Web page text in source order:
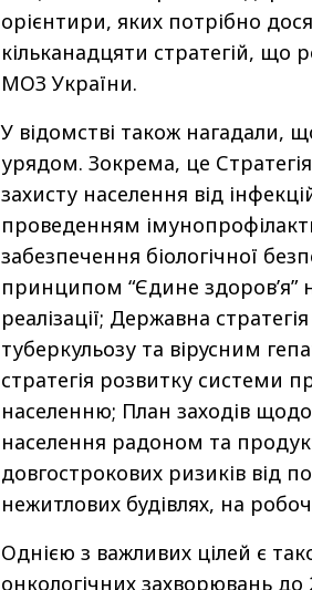
орієнтири, яких потрібно
кільканадцяти стратегій,
МОЗ України.
У відомстві також нагадали,
урядом. Зокрема, це
захисту населення від
проведенням
забезпечення біологічної
принципом “Єдине здоров’я”
реалізації; Державна
туберкульозу та вірусним
стратегія розвитку системи
населенню; План заходів
населення радоном та
довгострокових ризиків від
нежитлових будівлях, на
Однією з важливих цілей є
онкологічних захворювань до